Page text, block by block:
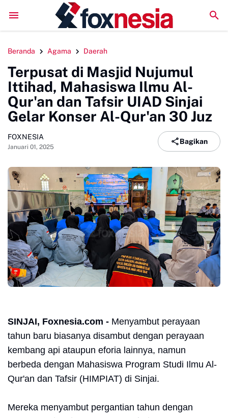
Perkuat Kolaborasi Pengembangan Pariwisata
Beranda Agama Daerah
Terpusat di Masjid Nujumul
Ittihad, Mahasiswa Ilmu Al-
Qur'an dan Tafsir UIAD Sinjai
Gelar Konser Al-Qur'an 30 Juz
FOXNESIA
Januari 01, 2025
Bagikan
SINJAI, Foxnesia.com - Menyambut perayaan
tahun baru biasanya disambut dengan perayaan
kembang api ataupun eforia lainnya, namun
berbeda dengan Mahasiswa Program Studi Ilmu Al-
Qur'an dan Tafsir (HIMPIAT) di Sinjai.
Mereka menyambut pergantian tahun dengan